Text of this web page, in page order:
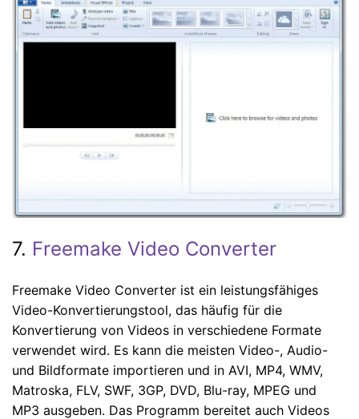
7. Freemake Video Converter
Freemake Video Converter ist ein leistungsfähiges
Video-Konvertierungstool, das häufig für die
Konvertierung von Videos in verschiedene Formate
verwendet wird. Es kann die meisten Video-, Audio-
und Bildformate importieren und in AVI, MP4, WMV,
Matroska, FLV, SWF, 3GP, DVD, Blu-ray, MPEG und
MP3 ausgeben. Das Programm bereitet auch Videos